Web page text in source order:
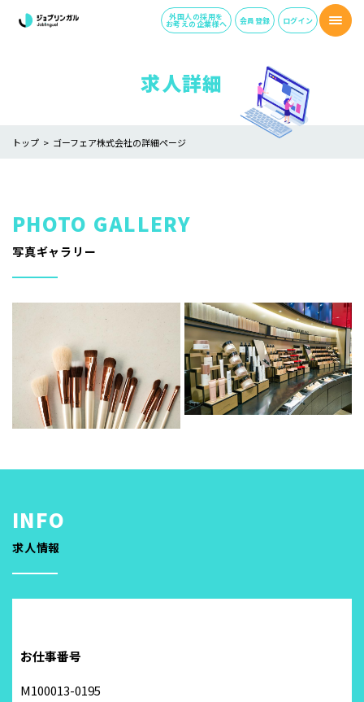
外国人の採用を
お考えの企業様へ 会員登録 ログイン
求人詳細
トップ ゴーフェア株式会社の詳細ページ
写真ギャラリー
求人情報
お仕事番号
M100013-0195